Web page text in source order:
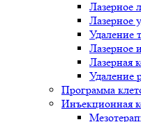
Лазерное
Лазерное
Удаление
Лазерное
Лазерная
Удаление
Программа
Инъекционная